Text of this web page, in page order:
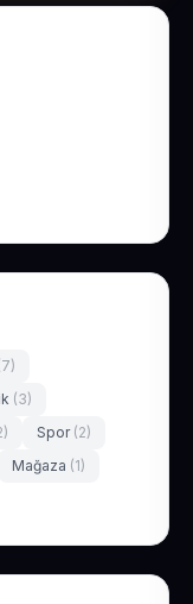
(3)
Spor (2)
Mağaza (1)